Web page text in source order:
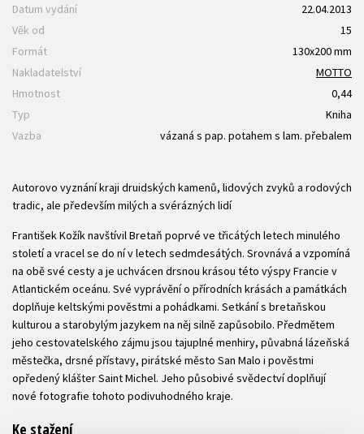
Datum vydání
22.04.2013
Věk od
15
Formát
130x200 mm
Nakladatelství
MOTTO
Hmotnost
0,44
Typ
Kniha
Vazba
vázaná s pap. potahem s lam. přebalem
Autorovo vyznání kraji druidských kamenů, lidových zvyků a rodových
tradic, ale především milých a svérázných lidí
František Kožík navštívil Bretaň poprvé ve třicátých letech minulého
století a vracel se do ní v letech sedmdesátých. Srovnává a vzpomíná
na obě své cesty a je uchvácen drsnou krásou této výspy Francie v
Atlantickém oceánu. Své vyprávění o přírodních krásách a památkách
doplňuje keltskými pověstmi a pohádkami. Setkání s bretaňskou
kulturou a starobylým jazykem na něj silně zapůsobilo. Předmětem
jeho cestovatelského zájmu jsou tajuplné menhiry, půvabná lázeňská
městečka, drsné přístavy, pirátské město San Malo i pověstmi
opředený klášter Saint Michel. Jeho působivé svědectví doplňují
nové fotografie tohoto podivuhodného kraje.
Ke stažení